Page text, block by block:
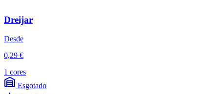
Dreijar
Desde
0,29 €
1 cores
Esgotado